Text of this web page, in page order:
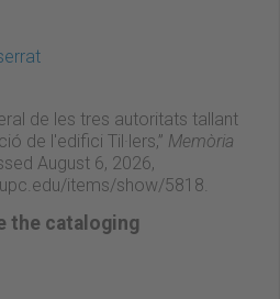
de les tres autoritats tallant
de l'edifici Til·lers,” Memòria
August 6, 2026,
items/show/5818
the cataloging